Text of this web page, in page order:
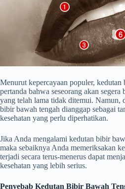
Menurut kepercayaan populer, kedutan
pertanda bahwa seseorang akan segera
yang telah lama tidak ditemui. Namun,
bibir bawah tengah dianggap sebagai
kesehatan yang perlu diperhatikan.
Jika Anda mengalami kedutan bibir
maka sebaiknya Anda memeriksakan
terjadi secara terus-menerus dapat
kesehatan yang lebih serius.
Penyebab Kedutan Bibir Bawah